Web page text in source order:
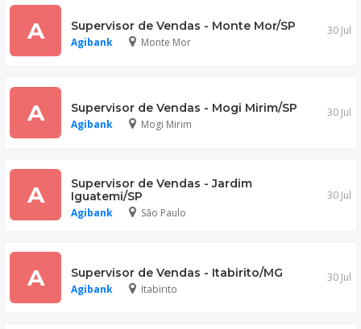
A Supervisor de Vendas - Monte Mor/SP
Agibank Monte Mor
30 Jul
A Supervisor de Vendas - Mogi Mirim/SP
Agibank Mogi Mirim
30 Jul
A
Supervisor de Vendas - Jardim
Iguatemi/SP
Agibank São Paulo
30 Jul
A Supervisor de Vendas - Itabirito/MG
Agibank Itabirito
30 Jul